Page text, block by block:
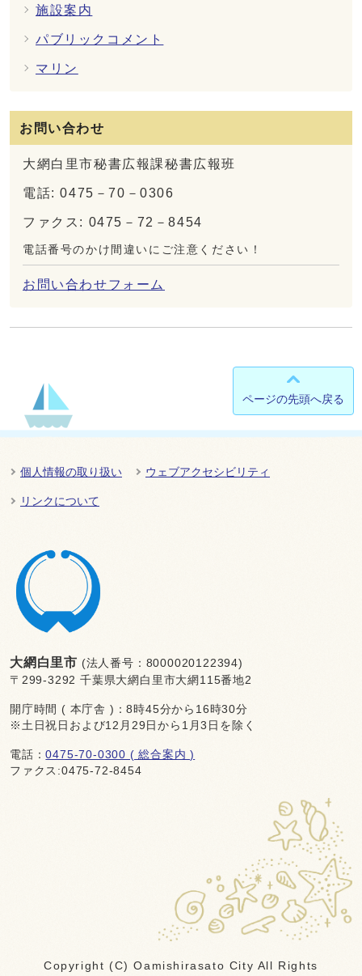
施設案内
パブリックコメント
マリン
お問い合わせ
大網白里市秘書広報課秘書広報班
電話: 0475－70－0306
ファクス: 0475－72－8454
電話番号のかけ間違いにご注意ください！
お問い合わせフォーム
ページの先頭へ戻る
個人情報の取り扱い ウェブアクセシビリティ
リンクについて
大網白里市 (法人番号：8000020122394)
〒299-3292 千葉県大網白里市大網115番地2
開庁時間 ( 本庁舎 )：8時45分から16時30分
※土日祝日および12月29日から1月3日を除く
電話：0475-70-0300 ( 総合案内 )
ファクス:0475-72-8454
Copyright (C) Oamishirasato City All Rights